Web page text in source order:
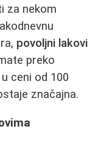
za nekom
povoljni lakovi
preko
ceni od 100
značajna.